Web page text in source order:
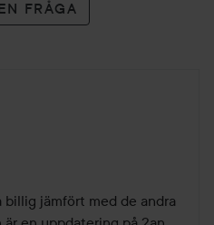
FRÅGA
3 månader
billig jämfört med de andra